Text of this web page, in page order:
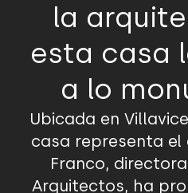
la
esta casa
a lo
Ubicada en
casa representa el
Franco,
Arquitectos, ha